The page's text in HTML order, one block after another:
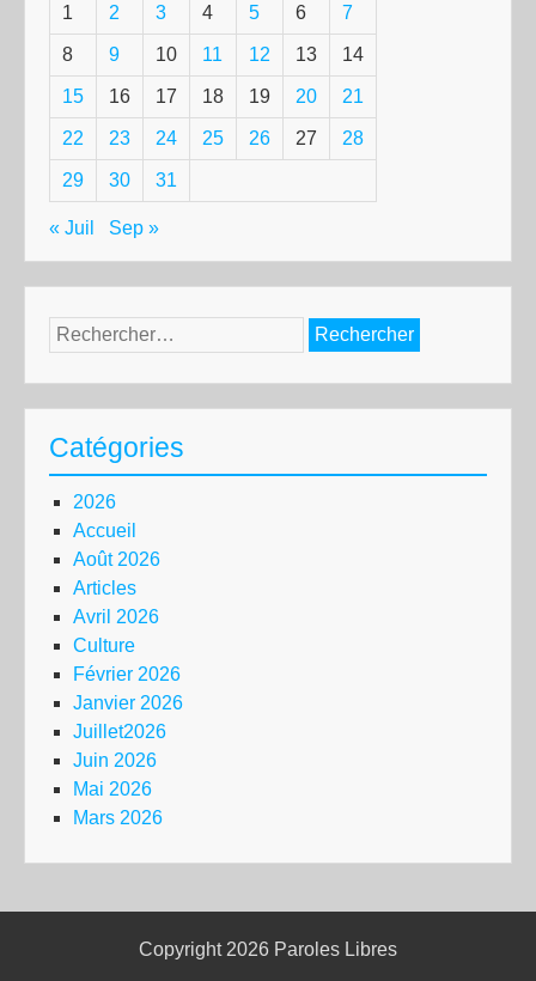
1 2 3 4 5 6 7
8 9 10 11 12 13 14
15 16 17 18 19 20 21
22 23 24 25 26 27 28
29 30 31
« Juil Sep »
Rechercher :
Catégories
2026
Accueil
Août 2026
Articles
Avril 2026
Culture
Février 2026
Janvier 2026
Juillet2026
Juin 2026
Mai 2026
Mars 2026
Copyright 2026 Paroles Libres